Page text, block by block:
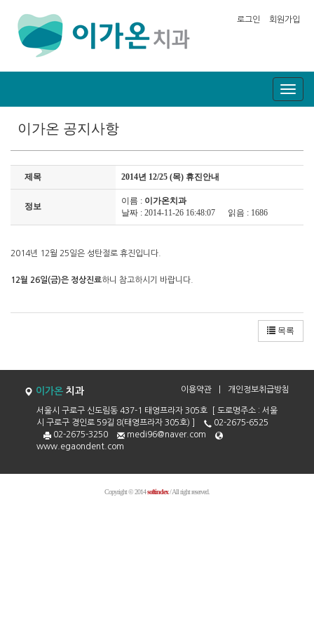
로그인 회원가입
이가온 공지사항
제목 2014년 12/25 (목) 휴진안내
정보
이름 : 이가온치과
날짜 : 2014-11-26 16:48:07
읽음 : 1686
2014년 12월 25일은 성탄절로 휴진입니다.
12월 26일(금)은 정상진료하니 참고하시기 바랍니다.
목록
이가온 치과 이용약관 개인정보취급방침
서울시 구로구 신도림동 437-1 태영프라자 305호 [ 도로명주소 : 서울
시 구로구 경인로 59길 8(태영프라자 305호) ]
02-2675-6525
02-2675-3250
medi96@naver.com
www.egaondent.com
Copyright © 2014softindex/ All right reserved.